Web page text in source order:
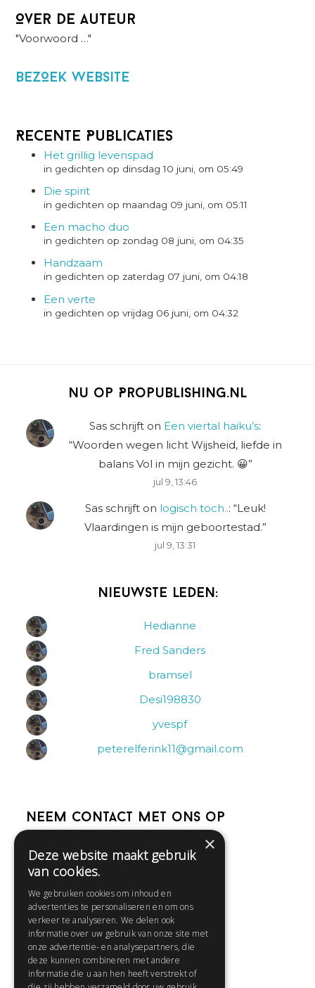
Over de auteur
"Voorwoord …"
BezOek website
Recente Publicaties
Het grillig levenspad
in gedichten op dinsdag 10 juni, om 05:49
Die spirit
in gedichten op maandag 09 juni, om 05:11
Een macho duo
in gedichten op zondag 08 juni, om 04:35
Handzaam
in gedichten op zaterdag 07 juni, om 04:18
Een verte
in gedichten op vrijdag 06 juni, om 04:32
Nu op Propublishing.nl
Sas schrijft on Een viertal haiku’s:
“Woorden wegen licht Wijsheid, liefde in
balans Vol in mijn gezicht. 😀”
jul 9, 13:46
Sas schrijfton logisch toch..: “Leuk!
Vlaardingen is mijn geboortestad.”
jul 9, 13:31
Nieuwste leden:
Hedianne
Fred Sanders
bramsel
Desi198830
yvespf
peterelferink11@gmail.com
Neem contact met ons op
Help
Contact
Huisregels
Snel naar:
×
Deze website maakt gebruik
van cookies.
We gebruiken cookies om inhoud en
advertenties te personaliseren en om ons
verkeer te analyseren. We delen ook
informatie over uw gebruik van onze site met
onze advertentie- en analysepartners, die
deze kunnen combineren met andere
informatie die u aan hen heeft verstrekt of